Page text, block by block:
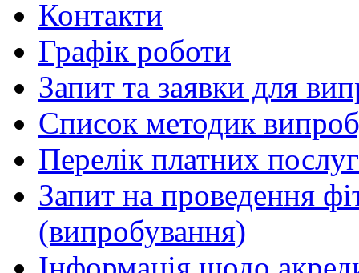
Контакти
Графік роботи
Запит та заявки для
Список методик
Перелік платних послуг
Запит на проведення
(випробування)